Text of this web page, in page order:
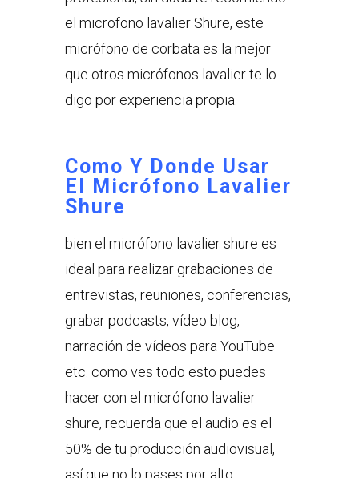
el microfono lavalier Shure, este
micrófono de corbata es la mejor
que otros micrófonos lavalier te lo
digo por experiencia propia.
Como Y Donde Usar
El Micrófono Lavalier
Shure
bien el micrófono lavalier shure es
ideal para realizar grabaciones de
entrevistas, reuniones, conferencias,
grabar podcasts, vídeo blog,
narración de vídeos para YouTube
etc. como ves todo esto puedes
hacer con el micrófono lavalier
shure, recuerda que el audio es el
50% de tu producción audiovisual,
así que no lo pases por alto.